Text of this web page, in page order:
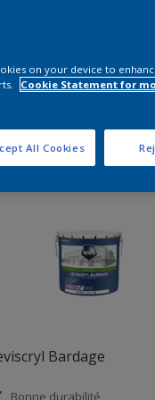
votre
Bardage
Bonne durabilité
on your device to
Cookie Statement for
All Cookies